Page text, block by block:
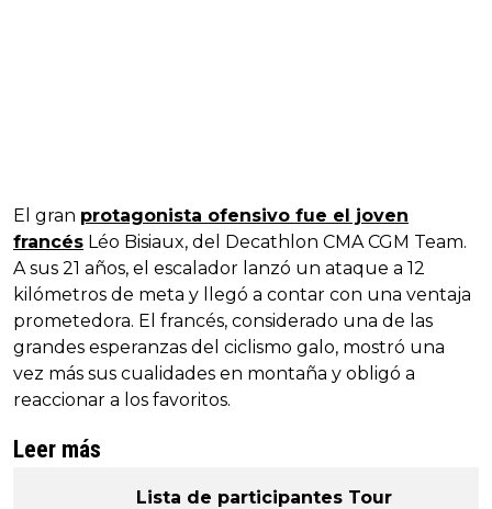
El gran protagonista ofensivo fue el joven
francés Léo Bisiaux, del Decathlon CMA CGM Team.
A sus 21 años, el escalador lanzó un ataque a 12
kilómetros de meta y llegó a contar con una ventaja
prometedora. El francés, considerado una de las
grandes esperanzas del ciclismo galo, mostró una
vez más sus cualidades en montaña y obligó a
reaccionar a los favoritos.
Leer más
Lista de participantes Tour